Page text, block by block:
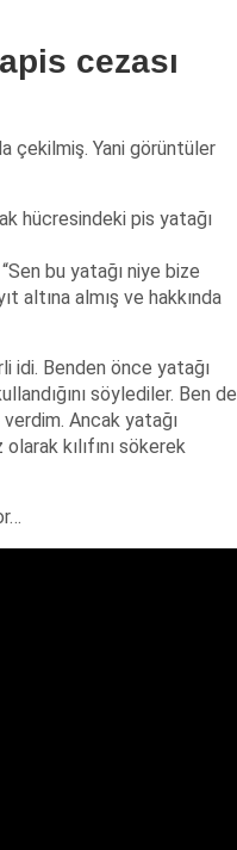
cezası
çekilmiş. Yani görüntüler
hücresindeki pis yatağı
bu yatağı niye bize
altına almış ve hakkında
idi. Benden önce yatağı
söylediler. Ben de
Ancak yatağı
kılıfını sökerek